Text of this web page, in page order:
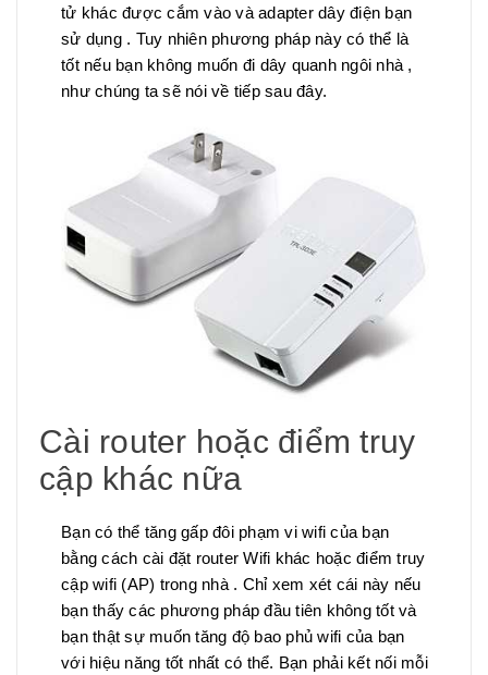
tử khác được cắm vào và adapter dây điện bạn
sử dụng . Tuy nhiên phương pháp này có thể là
tốt nếu bạn không muốn đi dây quanh ngôi nhà ,
như chúng ta sẽ nói về tiếp sau đây.
Cài router hoặc điểm truy
cập khác nữa
Bạn có thể tăng gấp đôi phạm vi wifi của bạn
bằng cách cài đặt router Wifi khác hoặc điểm truy
cập wifi (AP) trong nhà . Chỉ xem xét cái này nếu
bạn thấy các phương pháp đầu tiên không tốt và
bạn thật sự muốn tăng độ bao phủ wifi của bạn
với hiệu năng tốt nhất có thể. Bạn phải kết nối mỗi